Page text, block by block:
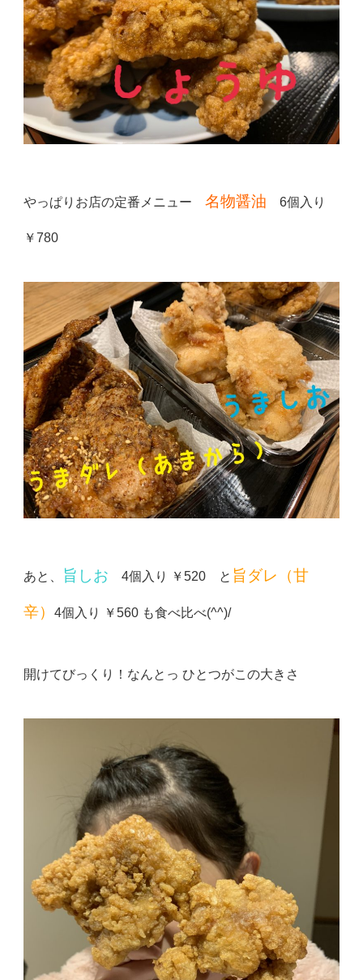
やっぱりお店の定番メニュー名物醤油 6個入り
￥780
あと、 旨しお 4個入り ￥520 と 旨ダレ（甘
辛）4個入り ￥560 も食べ比べ(^^)/
開けてびっくり！なんとっ ひとつがこの大きさ